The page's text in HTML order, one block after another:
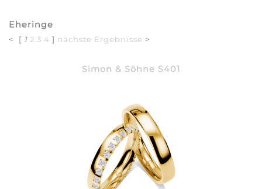
Eheringe
< [ 1 2 3 4 ] nächste Ergebnisse >
Simon & Söhne S401